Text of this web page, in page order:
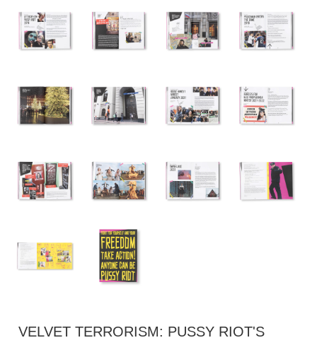
VELVET TERRORISM: PUSSY RIOT'S